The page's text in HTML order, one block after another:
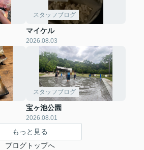
スタッフブログ
マイケル
2026.08.03
スタッフブログ
宝ヶ池公園
2026.08.01
もっと見る
ブログトップへ